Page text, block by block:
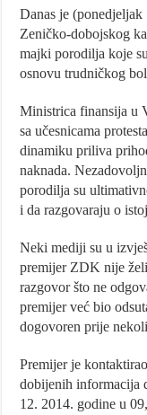
Danas je
Zeničko-dobojskog
majki porodilja koje
osnovu trudničkog
Ministrica finansija u
sa učesnicama
dinamiku priliva
naknada.
porodilja su
i da razgovaraju o
Neki mediji su u
premijer ZDK nije
razgovor što ne
premijer već bio
dogovoren prije
Premijer je
dobijenih informacija
12. 2014. godine u